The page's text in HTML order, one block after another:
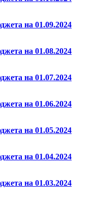
на 01.09.2024
на 01.08.2024
на 01.07.2024
на 01.06.2024
на 01.05.2024
на 01.04.2024
на 01.03.2024